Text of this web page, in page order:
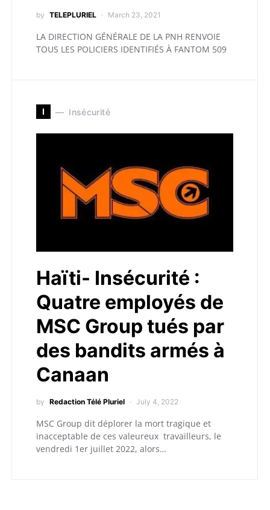
by TELEPLURIEL March 23, 2021
LA DIRECTION GÉNÉRALE DE LA PNH RENVOIE
TOUS LES POLICIERS IDENTIFIÉS À FANTOM 509
I Insécurité
Haïti- Insécurité :
Quatre employés de
MSC Group tués par
des bandits armés à
Canaan
by Redaction Télé Pluriel July 4, 2022
MSC Group dit déplorer la mort tragique et
inacceptable de ces valeureux travailleurs, le
vendredi 1er juillet 2022, alors…